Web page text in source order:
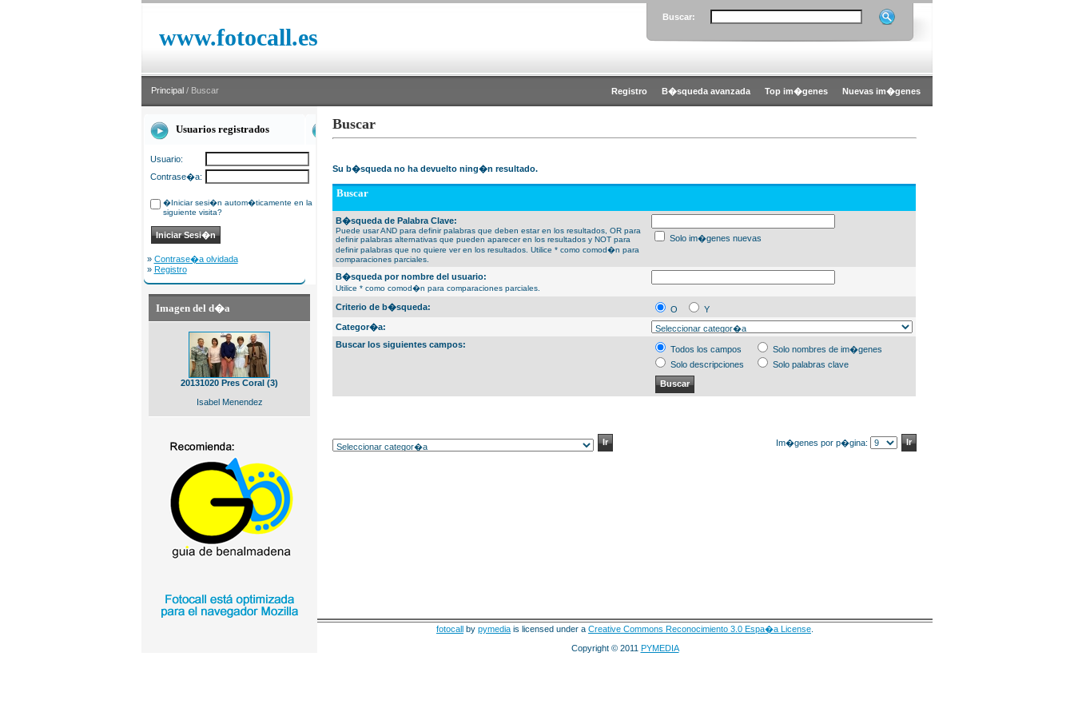
www.fotocall.es
Buscar:
Principal / Buscar Registro B�squeda avanzada Top im�genes Nuevas im�genes
Usuarios registrados
Usuario:
Contrase�a:
�Iniciar sesi�n autom�ticamente en la
siguiente visita?
» Contrase�a olvidada
» Registro
Imagen del d�a
20131020 Pres Coral (3)
Isabel Menendez
Buscar
Su b�squeda no ha devuelto ning�n resultado.
Buscar
B�squeda de Palabra Clave:
Puede usar AND para definir palabras que deben estar en los resultados, OR para
definir palabras alternativas que pueden aparecer en los resultados y NOT para
definir palabras que no quiere ver en los resultados. Utilice * como comod�n para
comparaciones parciales.
Solo im�genes nuevas
B�squeda por nombre del usuario:
Utilice * como comod�n para comparaciones parciales.
Criterio de b�squeda: O
Y
Categor�a:
Buscar los siguientes campos:
Todos los campos
Solo nombres de im�genes
Solo descripciones
Solo palabras clave
Im�genes por p�gina:
fotocall by pymedia is licensed under a Creative Commons Reconocimiento 3.0 Espa�a License
Copyright © 2011 PYMEDIA